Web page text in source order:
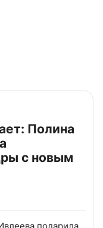
Полина
с новым